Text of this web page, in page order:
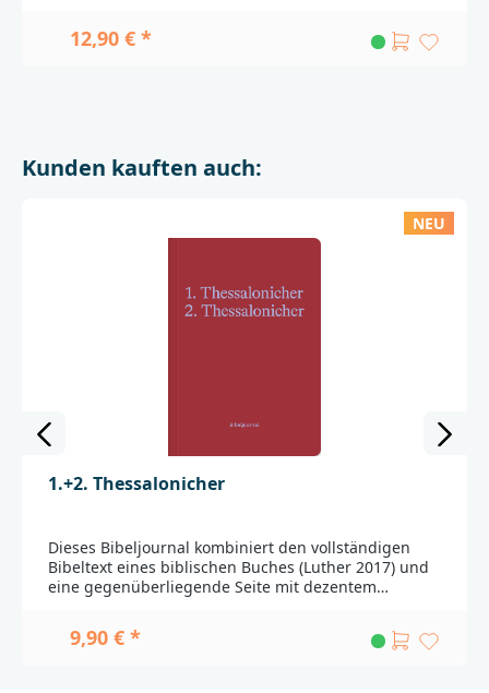
Die Bibeljournale eignen sich für die persönliche
Stille Zeit, zur Nutzung im Hauskreis und in der
12,90 € *
Kunden kauften auch:
NEU
1.+2. Thessalonicher
Dieses Bibeljournal kombiniert den vollständigen
Bibeltext eines biblischen Buches (Luther 2017) und
eine gegenüberliegende Seite mit dezentem
Gedanken oder Gebete. So kannst du direkt neben
dem Text festhalten, was dich beim Lesen
9,90 € *